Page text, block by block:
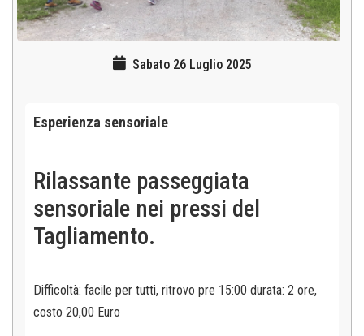
Sabato 26 Luglio 2025
Esperienza sensoriale
Rilassante passeggiata
sensoriale nei pressi del
Tagliamento.
Difficoltà: facile per tutti, ritrovo pre 15:00 durata: 2 ore,
costo 20,00 Euro